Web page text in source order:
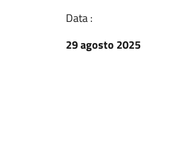
Data :
29 agosto 2025